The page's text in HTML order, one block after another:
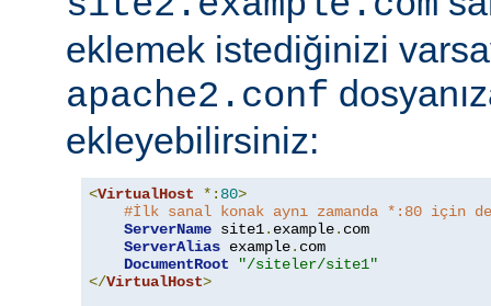
eklemek istediğinizi
apache2.conf
ekleyebilirsiniz:
<VirtualHost *: 80>
#İlk sanal konak aynı zamanda *:80 için
ServerName site1. example. com
ServerAlias example. com
DocumentRoot
"/siteler/site1"
</VirtualHost>